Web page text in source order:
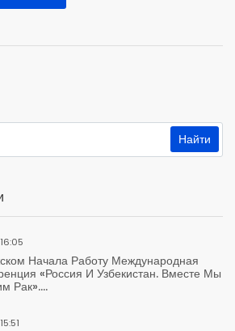
Начала Работу Международная
«Россия И Узбекистан. Вместе Мы
Рак»....